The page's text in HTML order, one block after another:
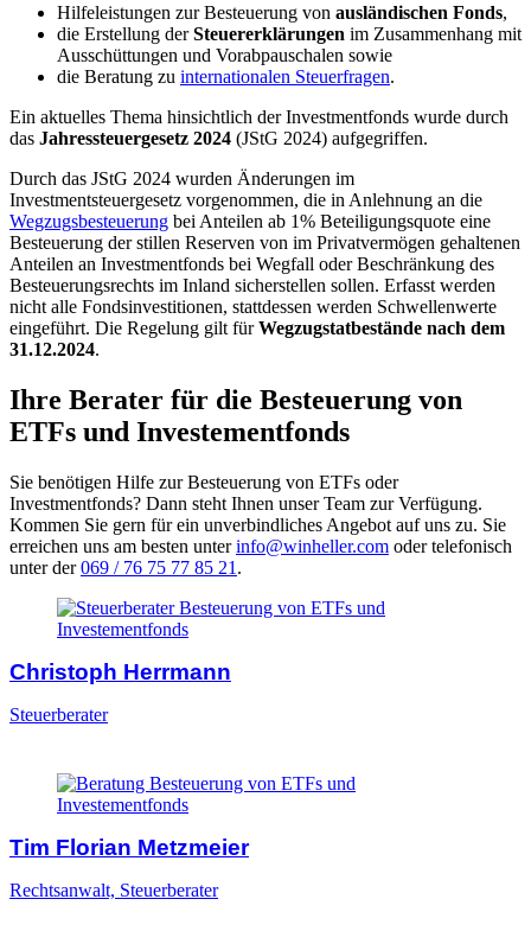
Hilfeleistungen zur Besteuerung von ausländischen Fonds,
die Erstellung derSteuererklärungen im Zusammenhang mit
Ausschüttungen und Vorabpauschalen sowie
die Beratung zu internationalen Steuerfragen.
Ein aktuelles Thema hinsichtlich der Investmentfonds wurde durch
das Jahressteuergesetz 2024 (JStG 2024) aufgegriffen.
Durch das JStG 2024 wurden Änderungen im
Investmentsteuergesetz vorgenommen, die in Anlehnung an die
Wegzugsbesteuerung bei Anteilen ab 1% Beteiligungsquote eine
Besteuerung der stillen Reserven von im Privatvermögen gehaltenen
Anteilen an Investmentfonds bei Wegfall oder Beschränkung des
Besteuerungsrechts im Inland sicherstellen sollen. Erfasst werden
nicht alle Fondsinvestitionen, stattdessen werden Schwellenwerte
eingeführt. Die Regelung gilt fürWegzugstatbestände nach dem
31.12.2024.
Ihre Berater für die Besteuerung von
ETFs und Investementfonds
Sie benötigen Hilfe zur Besteuerung von ETFs oder
Investmentfonds? Dann steht Ihnen unser Team zur Verfügung.
Kommen Sie gern für ein unverbindliches Angebot auf uns zu. Sie
erreichen uns am besten unterinfo@winheller.com oder telefonisch
unter der069 / 76 75 77 85 21 .
Christoph Herrmann
Steuerberater
Tim Florian Metzmeier
Rechtsanwalt, Steuerberater